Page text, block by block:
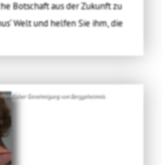
Botschaft aus der Zukunft zu
Welt und helfen Sie ihm, die
Genehmigung von Berggeheimnis